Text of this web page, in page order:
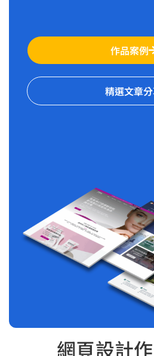
作品案例
精選文章
網頁設計